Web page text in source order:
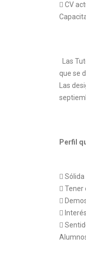
 CV
Las
que se
Las
Perfil

 Tener


